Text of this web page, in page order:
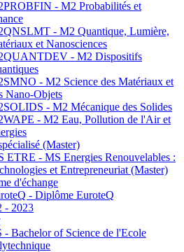
- M2 Probabilités et
- M2 Quantique, Lumière,
et Nanosciences
- M2 Dispositifs
- M2 Science des Matériaux et
Nano-Objets
- M2 Mécanique des Solides
- M2 Eau, Pollution de l'Air et
(Master)
ETRE - MS Energies Renouvelables :
et Entrepreneuriat (Master)
d'échange
- Diplôme EuroteQ
- 2023
- Bachelor of Science de l'Ecole